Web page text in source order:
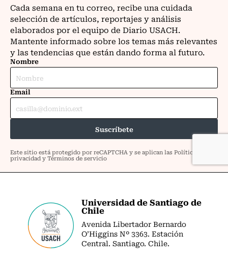
Universidad de Santiago de
Chile
Avenida Libertador Bernardo
O’Higgins Nº 3363. Estación
Central. Santiago. Chile.